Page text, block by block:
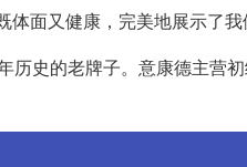
面又健康，完美地展示了我
史的老牌子。意康德主营